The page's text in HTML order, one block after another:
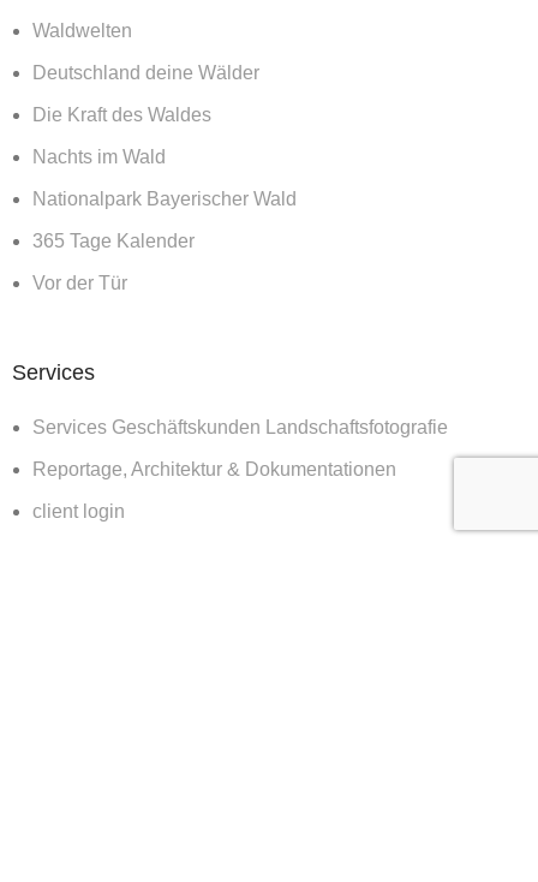
Waldwelten
Deutschland deine Wälder
Die Kraft des Waldes
Nachts im Wald
Nationalpark Bayerischer Wald
365 Tage Kalender
Vor der Tür
Services
Services Geschäftskunden Landschaftsfotografie
Reportage, Architektur & Dokumentationen
client login